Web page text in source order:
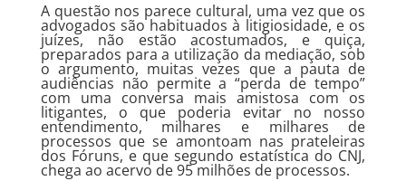
A questão nos parece cultural, uma vez que os
advogados são habituados à litigiosidade, e os
juízes, não estão acostumados, e quiça,
preparados para a utilização da mediação, sob
o argumento, muitas vezes que a pauta de
audiências não permite a “perda de tempo”
com uma conversa mais amistosa com os
litigantes, o que poderia evitar no nosso
entendimento, milhares e milhares de
processos que se amontoam nas prateleiras
dos Fóruns, e que segundo estatística do CNJ,
chega ao acervo de 95 milhões de processos.